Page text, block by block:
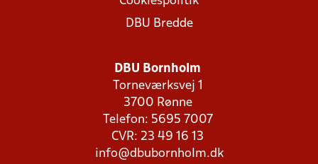
DBU Bredde
DBU Bornholm
Torneværksvej 1
3700 Rønne
Telefon: 5695 7007
CVR: 23 49 16 13
info@dbubornholm.dk